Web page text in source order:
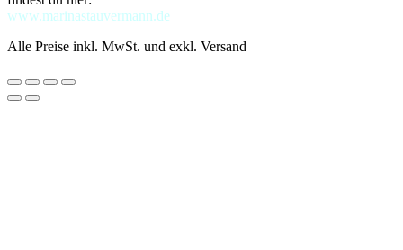
www.marinastauvermann.de
Alle Preise inkl. MwSt. und exkl. Versand